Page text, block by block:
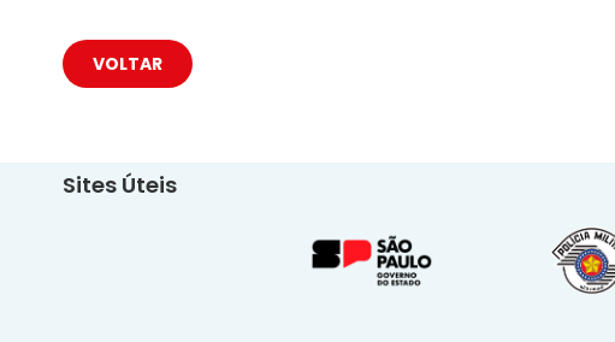
VOLTAR
Sites Úteis